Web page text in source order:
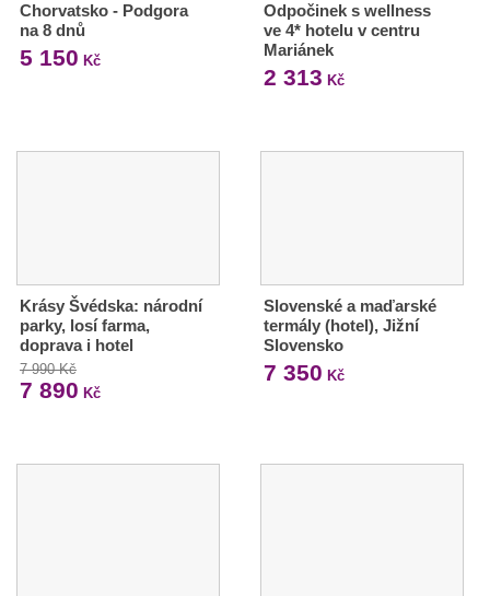
Chorvatsko - Podgora
na 8 dnů
5 150 Kč
Odpočinek s wellness
ve 4* hotelu v centru
Mariánek
2 313 Kč
Krásy Švédska: národní
parky, losí farma,
doprava i hotel
7 990 Kč
7 890 Kč
Slovenské a maďarské
termály (hotel), Jižní
Slovensko
7 350 Kč